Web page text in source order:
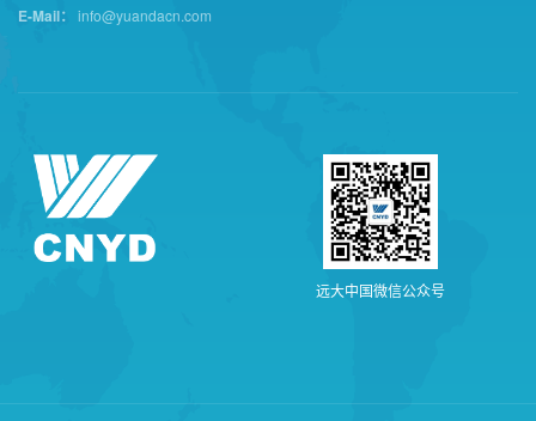
E-Mail： info@yuandacn.com
远大中 国微信公众号